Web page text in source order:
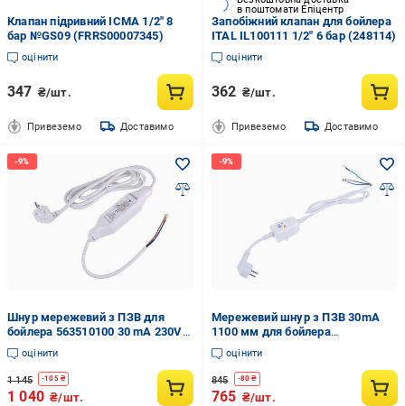
Клапан підривний ICMA 1/2" 8
бар №GS09 (FRRS00007345)
оцінити
347 ₴/шт.
Привеземо Доставимо
в поштомати Епіцентр
Запобіжний клапан для бойлера
ITAL IL100111 1/2" 6 бар (248114)
оцінити
362 ₴/шт.
Привеземо Доставимо
Шнур мережевий з ПЗВ для
бойлера 563510100 30 mA 230V
16A 2500 мм (00000061219)
оцінити
1 145 -105₴
1 040 ₴/шт.
Мережевий шнур з ПЗВ 30mA
1100 мм для бойлера
ABS/VLS/EVO/INOX/QH
100/30/50/80 (300005060182)
оцінити
845 -80 ₴
765 ₴/шт.